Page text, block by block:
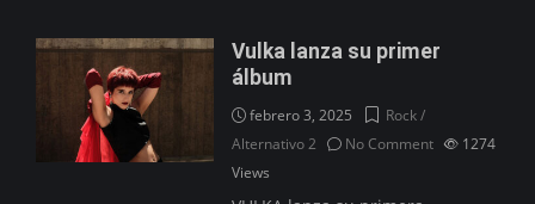
Vulka lanza su primer
álbum
febrero 3, 2025
Rock /
Alternativo 2
No Comment
1274
Views